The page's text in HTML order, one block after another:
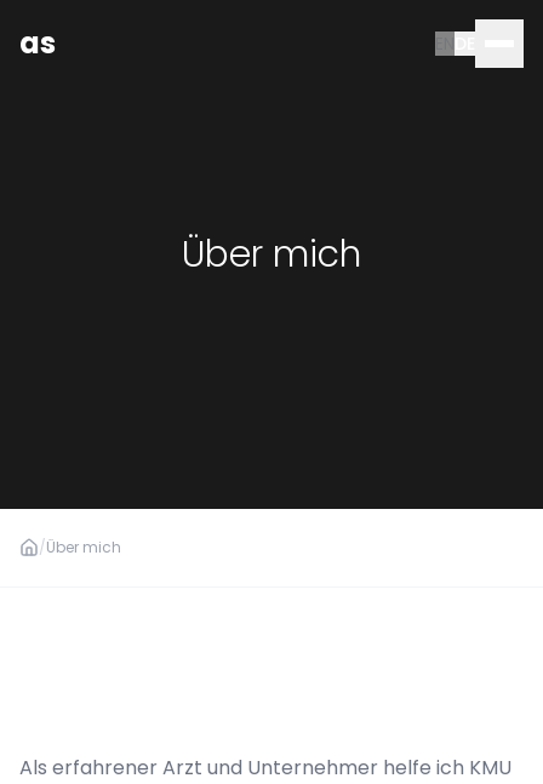
as
Über mich
/Über mich
Als erfahrener Arzt und Unternehmer helfe ich KMU